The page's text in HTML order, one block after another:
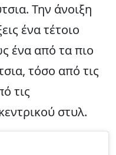
Την άνοιξη
ένα τέτοιο
ένα από τα πιο
τόσο από τις
τις
στυλ.